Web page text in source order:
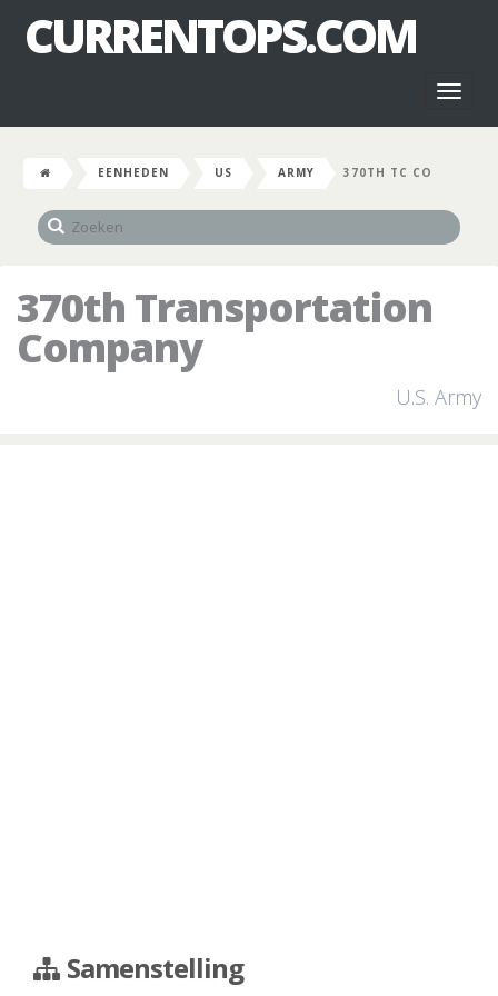
CURRENTOPS.COM
EENHEDEN US ARMY 370TH TC CO
370th Transportation
Company
U.S. Army
Samenstelling